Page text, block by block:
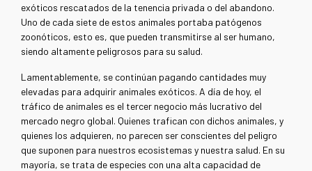
exóticos rescatados de la tenencia privada o del abandono.
Uno de cada siete de estos animales portaba patógenos
zoonóticos, esto es, que pueden transmitirse al ser humano,
siendo altamente peligrosos para su salud.
Lamentablemente, se continúan pagando cantidades muy
elevadas para adquirir animales exóticos. A día de hoy, el
tráfico de animales es el tercer negocio más lucrativo del
mercado negro global. Quienes trafican con dichos animales, y
quienes los adquieren, no parecen ser conscientes del peligro
que suponen para nuestros ecosistemas y nuestra salud. En su
mayoría, se trata de especies con una alta capacidad de